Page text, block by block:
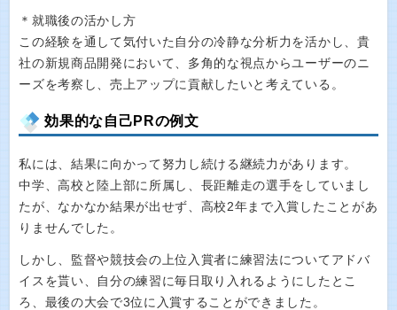
＊就職後の活かし方
この経験を通して気付いた自分の冷静な分析力を活かし、貴
社の新規商品開発において、多角的な視点からユーザーのニ
ーズを考察し、売上アップに貢献したいと考えている。
効果的な自己PRの例文
私には、結果に向かって努力し続ける継続力があります。
中学、高校と陸上部に所属し、長距離走の選手をしていまし
たが、なかなか結果が出せず、高校2年まで入賞したことがあ
りませんでした。
しかし、監督や競技会の上位入賞者に練習法についてアドバ
イスを貰い、自分の練習に毎日取り入れるようにしたとこ
ろ、最後の大会で3位に入賞することができました。